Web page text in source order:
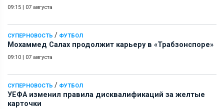
09:15 07 августа
СУПЕРНОВОСТЬ / ФУТБОЛ
Мохаммед Салах продолжит карьеру в «Трабзонспоре»
09:10 07 августа
СУПЕРНОВОСТЬ / ФУТБОЛ
УЕФА изменил правила дисквалификаций за желтые
карточки